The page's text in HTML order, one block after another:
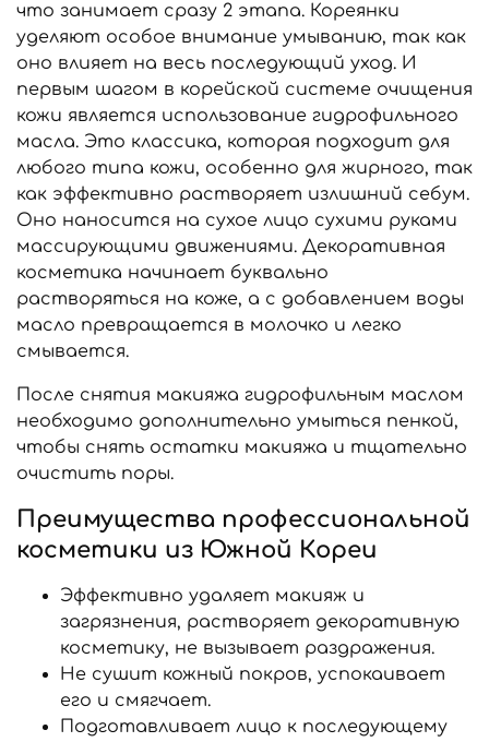
что занимает сразу 2 этапа. Кореянки
уделяют особое внимание умыванию, так как
оно влияет на весь последующий уход. И
первым шагом в корейской системе очищения
кожи является использование гидрофильного
масла. Это классика, которая подходит для
любого типа кожи, особенно для жирного, так
как эффективно растворяет излишний себум.
Оно наносится на сухое лицо сухими руками
массирующими движениями. Декоративная
косметика начинает буквально
растворяться на коже, а с добавлением воды
масло превращается в молочко и легко
смывается.
После снятия макияжа гидрофильным маслом
необходимо дополнительно умыться пенкой,
чтобы снять остатки макияжа и тщательно
очистить поры.
Преимущества профессиональной
косметики из Южной Кореи
Эффективно удаляет макияж и
загрязнения, растворяет декоративную
косметику, не вызывает раздражения.
Не сушит кожный покров, успокаивает
его и смягчает.
Подготавливает лицо к последующему